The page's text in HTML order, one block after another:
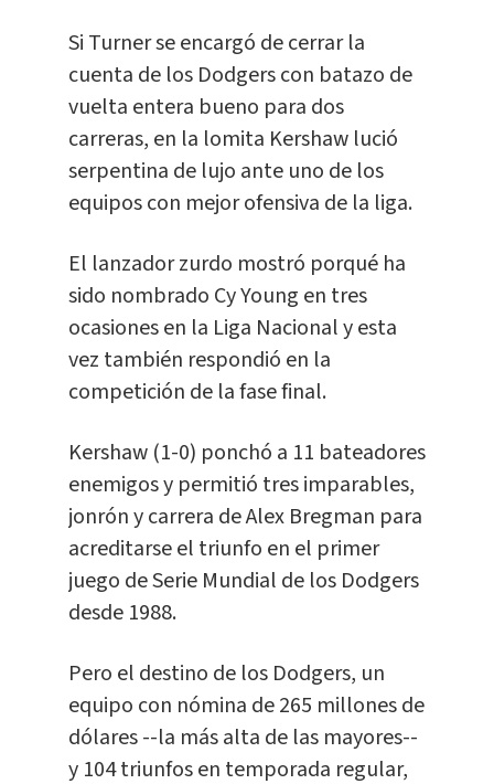
Si Turner se encargó de cerrar la
cuenta de los Dodgers con batazo de
vuelta entera bueno para dos
carreras, en la lomita Kershaw lució
serpentina de lujo ante uno de los
equipos con mejor ofensiva de la liga.
El lanzador zurdo mostró porqué ha
sido nombrado Cy Young en tres
ocasiones en la Liga Nacional y esta
vez también respondió en la
competición de la fase final.
Kershaw (1-0) ponchó a 11 bateadores
enemigos y permitió tres imparables,
jonrón y carrera de Alex Bregman para
acreditarse el triunfo en el primer
juego de Serie Mundial de los Dodgers
desde 1988.
Pero el destino de los Dodgers, un
equipo con nómina de 265 millones de
dólares --la más alta de las mayores--
y 104 triunfos en temporada regular,